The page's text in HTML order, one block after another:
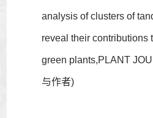
analysis of clusters of
reveal their contributions
green plants,PLANT
与作者)